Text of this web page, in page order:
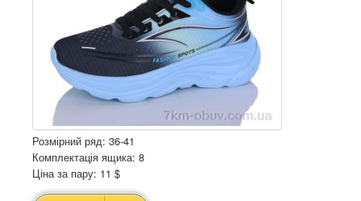
Розмірний ряд: 36-41
Комплектація ящика: 8
Ціна за пару: 11 $